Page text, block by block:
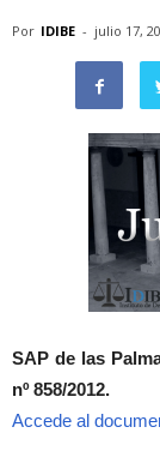
Por IDIBE - julio 17,
SAP de las
nº 858/2012.
Accede al